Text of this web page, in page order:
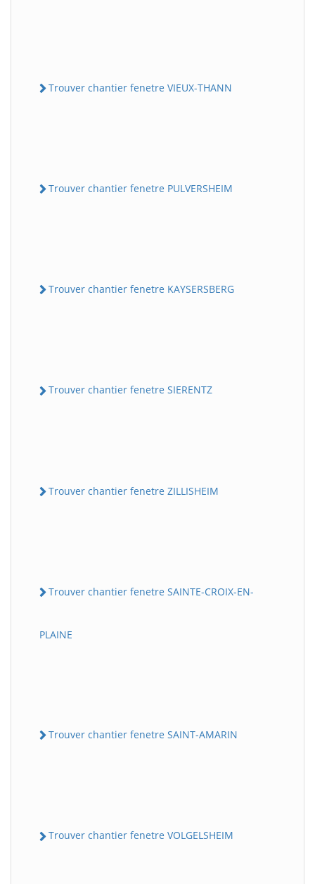
Trouver chantier fenetre VIEUX-THANN
Trouver chantier fenetre PULVERSHEIM
Trouver chantier fenetre KAYSERSBERG
Trouver chantier fenetre SIERENTZ
Trouver chantier fenetre ZILLISHEIM
Trouver chantier fenetre SAINTE-CROIX-EN-
PLAINE
Trouver chantier fenetre SAINT-AMARIN
Trouver chantier fenetre VOLGELSHEIM